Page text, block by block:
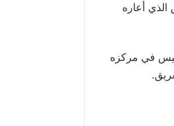
الذي أعاره
وليس في مركزه